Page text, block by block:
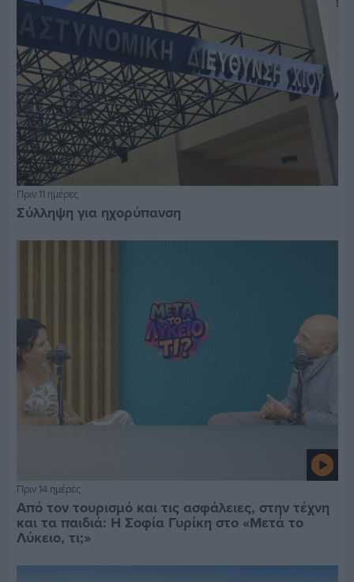
Πριν 11 ημέρες
Σύλληψη για ηχορύπανση
Πριν 14 ημέρες
Από τον τουρισμό και τις ασφάλειες, στην τέχνη
και τα παιδιά: Η Σοφία Γυρίκη στο «Μετά το
Λύκειο, τι;»